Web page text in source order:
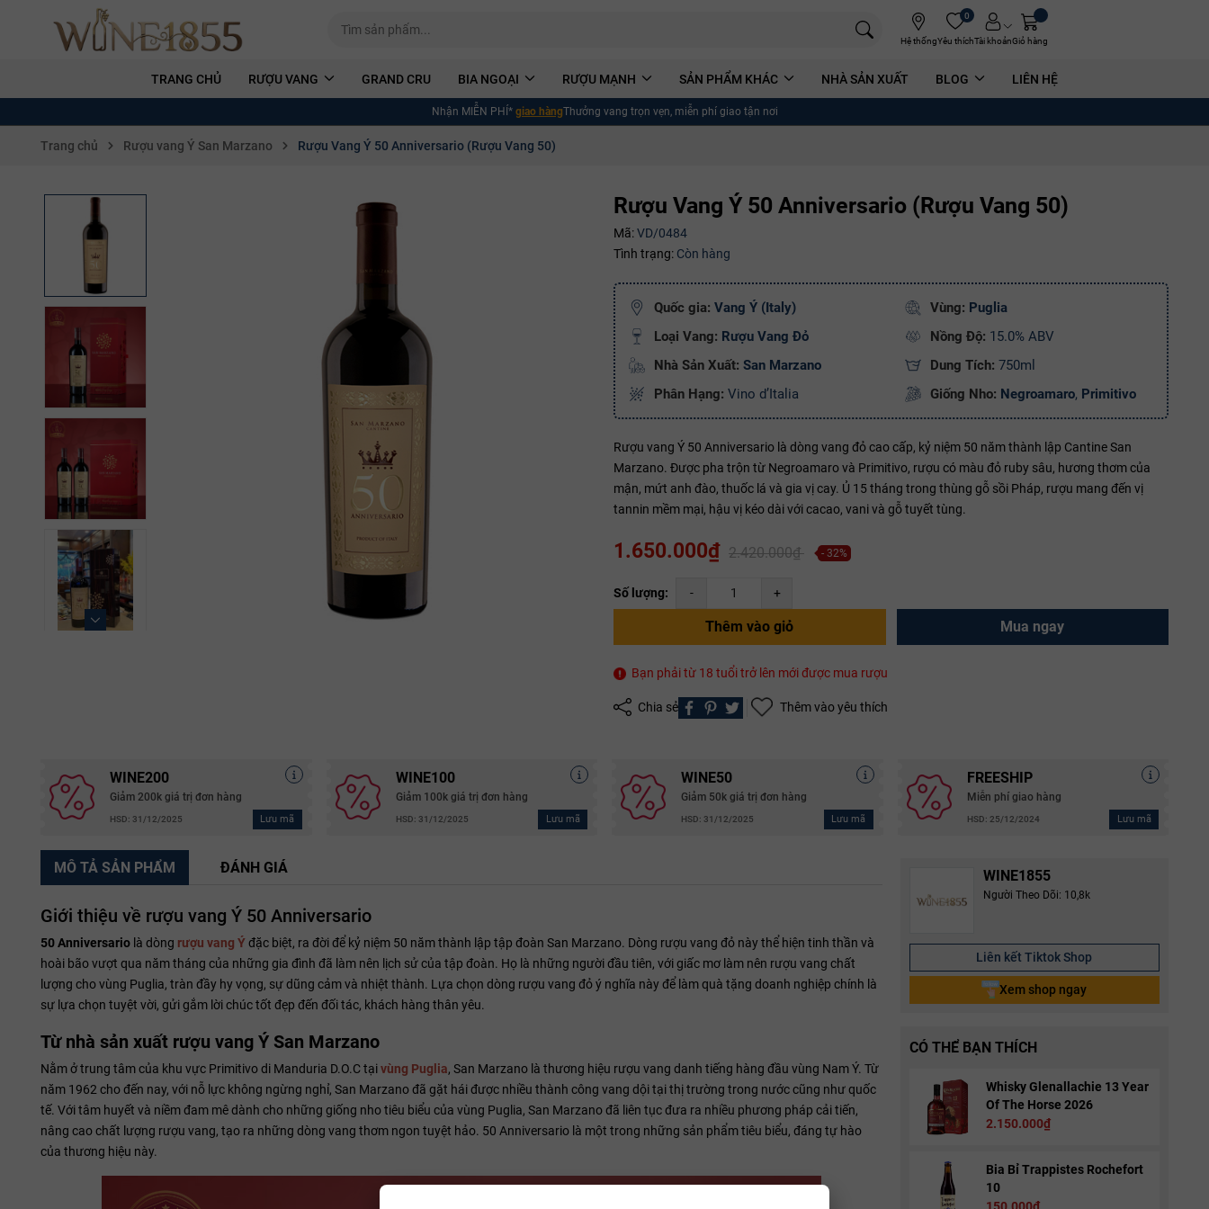
Hệ thống
0
Yêu thíchTài khoảnGiỏ hàng
TRANG CHỦ RƯỢU VANG GRAND CRU BIA NGOẠI RƯỢU MẠNH SẢN PHẨM KHÁC NHÀ SẢN XUẤT BLOG LIÊN HỆ
Nhận MIỄN PHÍ* giao hàngThưởng vang trọn vẹn, miễn phí giao tận nơi
Trang chủ Rượu vang Ý San Marzano Rượu Vang Ý 50 Anniversario (Rượu Vang 50)
Rượu Vang Ý 50 Anniversario (Rượu Vang 50)
Mã:VD/0484
Tình trạng: Còn hàng
Quốc gia: Vang Ý (Italy) Vùng: Puglia
Loại Vang: Rượu Vang Đỏ Nồng Độ: 15.0% ABV
Nhà Sản Xuất: San Marzano Dung Tích: 750ml
Phân Hạng: Vino d’Italia Giống Nho: Negroamaro, Primitivo
Rượu vang Ý 50 Anniversario là dòng vang đỏ cao cấp, kỷ niệm 50 năm thành lập Cantine San
Marzano. Được pha trộn từ Negroamaro và Primitivo, rượu có màu đỏ ruby sâu, hương thơm của
mận, mứt anh đào, thuốc lá và gia vị cay. Ủ 15 tháng trong thùng gỗ sồi Pháp, rượu mang đến vị
tannin mềm mại, hậu vị kéo dài với cacao, vani và gỗ tuyết tùng.
1.650.000₫ 2.420.000₫ - 32%
Số lượng: - +
Thêm vào giỏ Mua ngay
Bạn phải từ 18 tuổi trở lên mới được mua rượu
Chia sẻ Thêm vào yêu thích
WINE200
Giảm 200k giá trị đơn hàng
HSD: 31/12/2025 Lưu mã
WINE100
Giảm 100k giá trị đơn hàng
HSD: 31/12/2025 Lưu mã
WINE50
Giảm 50k giá trị đơn hàng
HSD: 31/12/2025 Lưu mã
FREESHIP
Miễn phí giao hàng
HSD: 25/12/2024 Lưu mã
WINE1855
Người Theo Dõi: 10,8k
Liên kết Tiktok Shop
Xem shop ngay
CÓ THỂ BẠN THÍCH
Whisky Glenallachie 13 Year
Of The Horse 2026
2.150.000₫
Bia Bỉ Trappistes Rochefort
10
150.000₫
MÔ TẢ SẢN PHẨM ĐÁNH GIÁ
Giới thiệu về rượu vang Ý 50 Anniversario
50 Anniversario là dòng rượu vang Ýđặc biệt, ra đời để kỷ niệm 50 năm thành lập tập đoàn San Marzano. Dòng rượu vang đỏ này thể hiện tinh thần và
hoài bão vượt qua năm tháng của những gia đình đã làm nên lịch sử của tập đoàn. Họ là những người đầu tiên, với giấc mơ làm nên rượu vang chất
lượng cho vùng Puglia, tràn đầy hy vọng, sự dũng cảm và nhiệt thành. Lựa chọn dòng rượu vang đỏ ý nghĩa này để làm quà tặng doanh nghiệp chính là
sự lựa chọn tuyệt vời, gửi gắm lời chúc tốt đẹp đến đối tác, khách hàng thân yêu.
Từ nhà sản xuất rượu vang Ý San Marzano
Nằm ở trung tâm của khu vực Primitivo di Manduria D.O.C tạivùng Puglia, San Marzano là thương hiệu rượu vang danh tiếng hàng đầu vùng Nam Ý. Từ
năm 1962 cho đến nay, với nỗ lực không ngừng nghỉ, San Marzano đã gặt hái được nhiều thành công vang dội tại thị trường trong nước cũng như quốc
tế. Với tâm huyết và niềm đam mê dành cho những giống nho tiêu biểu của vùng Puglia, San Marzano đã liên tục đưa ra nhiều phương pháp cải tiến,
nâng cao chất lượng rượu vang, tạo ra những dòng vang thơm ngon tuyệt hảo. 50 Anniversario là một trong những sản phẩm tiêu biểu, đáng tự hào
của thương hiệu này.